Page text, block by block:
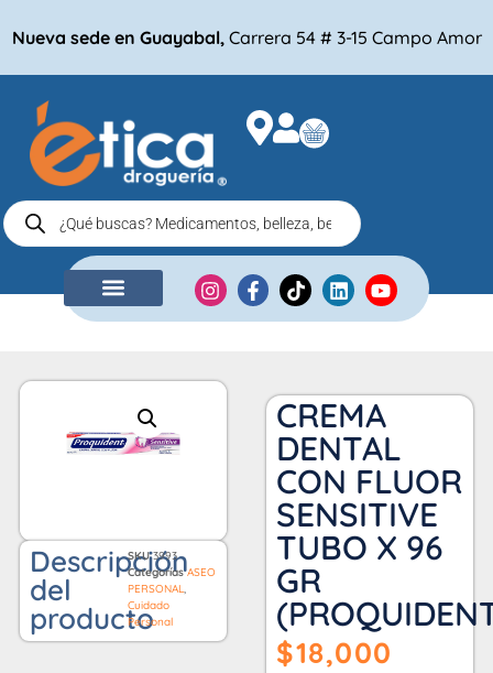
Nueva sede en Guayabal, Carrera 54 # 3-15 Campo Amor
Descripción
del
producto
SKU3993
Categorías ASEO
PERSONAL
Cuidado
Personal
CREMA
DENTAL
CON FLUOR
SENSITIVE
TUBO X 96
GR
$18,000